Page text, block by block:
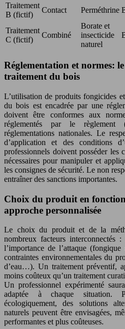
Traitement
B (fictif)
Contact Perméthrine
Traitement
C (fictif)
Combiné
Borate et
insecticide
naturel
Réglementation et normes:
traitement du bois
L’utilisation de produits fongicides
du bois est encadrée par une
doivent être conformes aux
réglementés par le
réglementations nationales. Le
d’application et des conditions
professionnels doivent posséder les
nécessaires pour manipuler et
les consignes de sécurité. Le non
entraîner des sanctions importantes.
Choix du produit en
approche personnalisée
Le choix du produit et de la
nombreux facteurs interconnectés
l’importance de l’attaque
contraintes environnementales du
d’eau…). Un traitement préventif,
moins coûteux qu’un traitement
Un professionnel expérimenté
adaptée à chaque situation.
écologiquement, des solutions
naturels peuvent être envisagées,
performantes et plus coûteuses.